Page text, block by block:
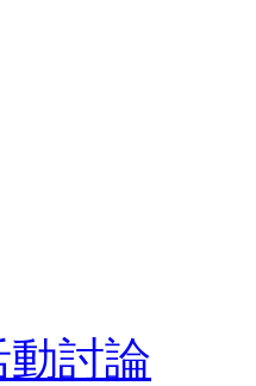
討論